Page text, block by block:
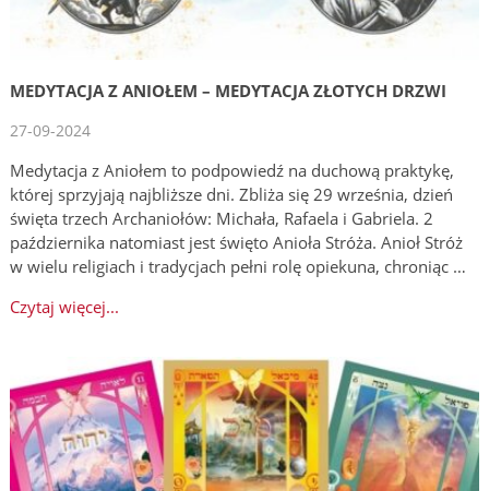
MEDYTACJA Z ANIOŁEM – MEDYTACJA ZŁOTYCH DRZWI
27-09-2024
Medytacja z Aniołem to podpowiedź na duchową praktykę,
której sprzyjają najbliższe dni. Zbliża się 29 września, dzień
święta trzech Archaniołów: Michała, Rafaela i Gabriela. 2
października natomiast jest święto Anioła Stróża. Anioł Stróż
w wielu religiach i tradycjach pełni rolę opiekuna, chroniąc …
Czytaj więcej...